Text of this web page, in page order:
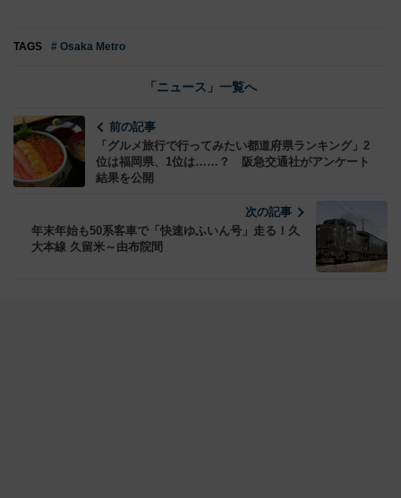
TAGS # Osaka Metro
「ニュース」一覧へ
前の記事
「グルメ旅行で行ってみたい都道府県ランキング」2
位は福岡県、1位は……？ 阪急交通社がアンケート
結果を公開
次の記事
年末年始も50系客車で「快速ゆふいん号」走る！久
大本線 久留米～由布院間